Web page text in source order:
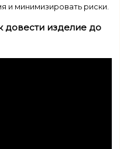
и минимизировать риски.
довести изделие до